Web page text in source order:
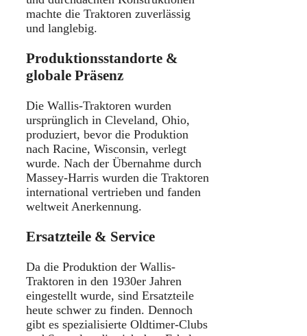
machte die Traktoren zuverlässig
und langlebig.
Produktionsstandorte &
globale Präsenz
Die Wallis-Traktoren wurden
ursprünglich in Cleveland, Ohio,
produziert, bevor die Produktion
nach Racine, Wisconsin, verlegt
wurde. Nach der Übernahme durch
Massey-Harris wurden die Traktoren
international vertrieben und fanden
weltweit Anerkennung.
Ersatzteile & Service
Da die Produktion der Wallis-
Traktoren in den 1930er Jahren
eingestellt wurde, sind Ersatzteile
heute schwer zu finden. Dennoch
gibt es spezialisierte Oldtimer-Clubs